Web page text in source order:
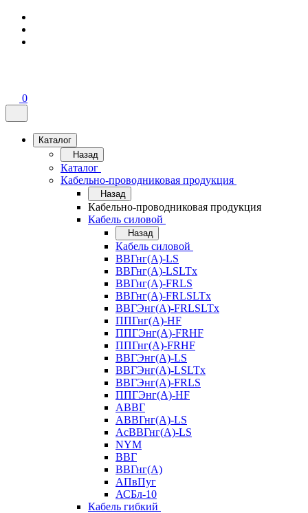
0
Каталог
Назад
Каталог
Кабельно-проводниковая продукция
Назад
Кабельно-проводниковая продукция
Кабель силовой
Назад
Кабель силовой
ВВГнг(А)-LS
ВВГнг(А)-LSLTx
ВВГнг(А)-FRLS
ВВГнг(А)-FRLSLTx
ВВГЭнг(А)-FRLSLTx
ППГнг(А)-HF
ППГЭнг(А)-FRHF
ППГнг(А)-FRHF
ВВГЭнг(А)-LS
ВВГЭнг(А)-LSLTx
ВВГЭнг(А)-FRLS
ППГЭнг(А)-HF
АВВГ
АВВГнг(А)-LS
АсВВГнг(А)-LS
NYM
ВВГ
ВВГнг(А)
АПвПуг
АСБл-10
Кабель гибкий